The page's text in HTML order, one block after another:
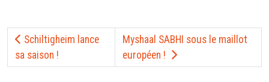
Schiltigheim lance
sa saison !
Myshaal SABHI sous le maillot
européen !